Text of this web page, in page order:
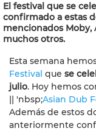
El festival que se
confirmado a estas
mencionados Moby,
muchos otros.
Esta semana
Festival que se
julio. Hoy hemos
|| 'nbsp;Asian Dub
Además de estos
anteriormente